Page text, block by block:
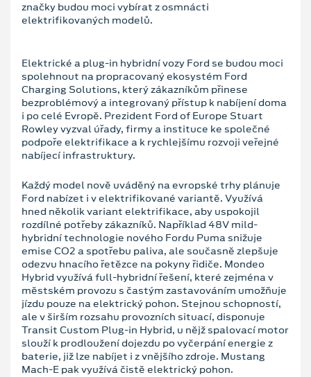
značky budou moci vybírat z osmnácti
elektrifikovaných modelů.
Elektrické a plug-in hybridní vozy Ford se budou moci
spolehnout na propracovaný ekosystém Ford
Charging Solutions, který zákazníkům přinese
bezproblémový a integrovaný přístup k nabíjení doma
i po celé Evropě. Prezident Ford of Europe Stuart
Rowley vyzval úřady, firmy a instituce ke společné
podpoře elektrifikace a k rychlejšímu rozvoji veřejné
nabíjecí infrastruktury.
Každý model nově uváděný na evropské trhy plánuje
Ford nabízet i v elektrifikované variantě. Využívá
hned několik variant elektrifikace, aby uspokojil
rozdílné potřeby zákazníků. Například 48V mild-
hybridní technologie nového Fordu Puma snižuje
emise CO2 a spotřebu paliva, ale současně zlepšuje
odezvu hnacího řetězce na pokyny řidiče. Mondeo
Hybrid využívá full-hybridní řešení, které zejména v
městském provozu s častým zastavováním umožňuje
jízdu pouze na elektrický pohon. Stejnou schopností,
ale v širším rozsahu provozních situací, disponuje
Transit Custom Plug-in Hybrid, u nějž spalovací motor
slouží k prodloužení dojezdu po vyčerpání energie z
baterie, již lze nabíjet i z vnějšího zdroje. Mustang
Mach-E pak využívá čistě elektrický pohon.